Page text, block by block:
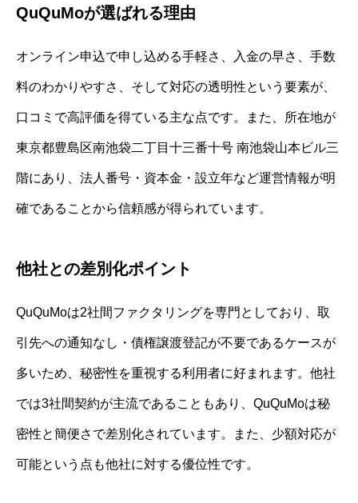
QuQuMoが選ばれる理由
オンライン申込で申し込める手軽さ、入金の早さ、手数
料のわかりやすさ、そして対応の透明性という要素が、
口コミで高評価を得ている主な点です。また、所在地が
東京都豊島区南池袋二丁目十三番十号 南池袋山本ビル三
階にあり、法人番号・資本金・設立年など運営情報が明
確であることから信頼感が得られています。
他社との差別化ポイント
QuQuMoは2社間ファクタリングを専門としており、取
引先への通知なし・債権譲渡登記が不要であるケースが
多いため、秘密性を重視する利用者に好まれます。他社
では3社間契約が主流であることもあり、QuQuMoは秘
密性と簡便さで差別化されています。また、少額対応が
可能という点も他社に対する優位性です。